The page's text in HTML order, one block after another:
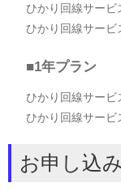
ひかり回線サー
ひかり回線サー
■1年プラン
ひかり回線サー
ひかり回線サー
お申し込